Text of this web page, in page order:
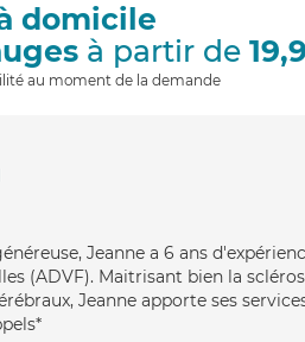
domicile
à partir de
au moment de la demande
Jeanne a 6 ans
(ADVF). Maitrisant bien la
Jeanne apporte ses